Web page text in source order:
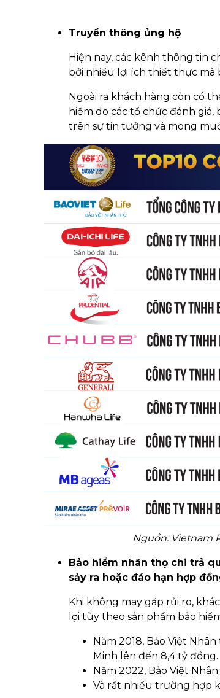
Truyền thông ủng hộ
Hiện nay, các kênh thông tin
bởi nhiều lợi ích thiết thực mà
Ngoài ra khách hàng còn có
hiểm do các tổ chức đánh
trên sự tin tưởng và mong
Nguồn: Vietnam
Bảo hiểm nhân thọ chi trả
sảy ra hoặc đáo hạn hợp
Khi không may gặp rủi ro,
lợi tùy theo sản phẩm bảo
Năm 2018, Bảo Việt
Minh lên đến 8,4 tỷ đồng.
Năm 2022, Bảo Việt
Và rất nhiều trường hợp